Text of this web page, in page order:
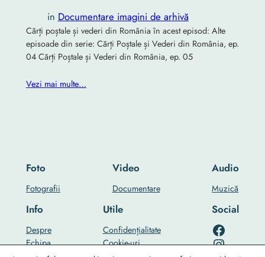
in Documentare imagini de arhivă
Cărți poștale și vederi din România în acest episod: Alte
episoade din serie: Cărți Poștale și Vederi din România, ep.
04 Cărți Poștale și Vederi din România, ep. 05
Vezi mai multe…
Foto
Fotografii
Video
Documentare
Audio
Muzică
Info
Despre
Echipa
Utile
Confidențialitate
Cookie-uri
Social
RO-mondo's Facebook page
RO-mondo's Instagram profile